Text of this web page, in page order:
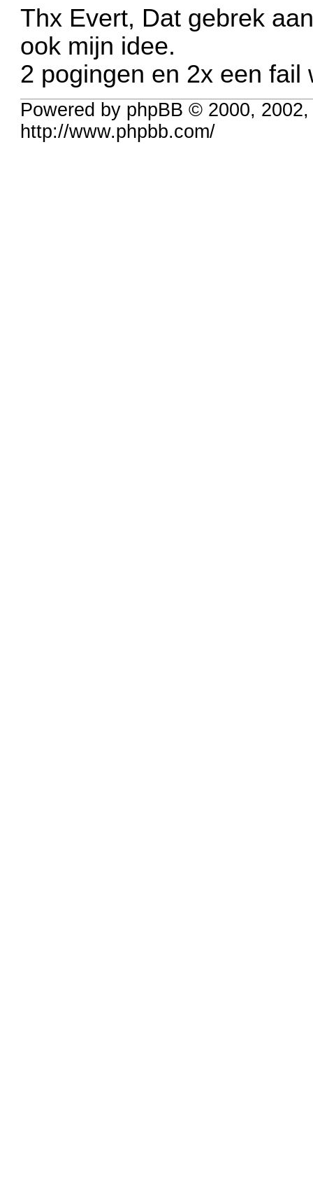
Thx Evert, Dat gebrek
ook mijn idee.
2 pogingen en 2x een
Powered by phpBB © 2000,
http://www.phpbb.com/